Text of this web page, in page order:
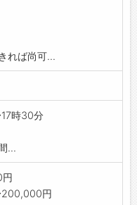
れば尚可...
時30分
...
200,000円